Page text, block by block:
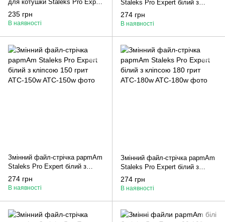
для котушки Staleks Pro Expert
100 грит білий ATS-100w
235 грн
В наявності
Staleks Pro Expert білий з
кліпсою 100 грит ATC-100w
274 грн
В наявності
Змінний файл-стрічка papmAm
Staleks Pro Expert білий з
кліпсою 150 грит ATC-150w
274 грн
В наявності
Змінний файл-стрічка papmAm
Staleks Pro Expert білий з
кліпсою 180 грит ATC-180w
274 грн
В наявності